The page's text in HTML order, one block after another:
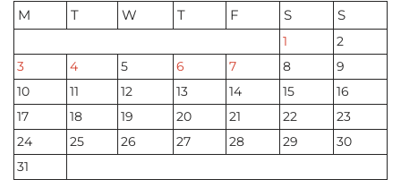
M
T W T F S S
1
2
3
4 5 6 7 8
9
10
11 12 13 14 15
16
17
18 19 20 21 22
23
24
25 26 27 28 29
30
31